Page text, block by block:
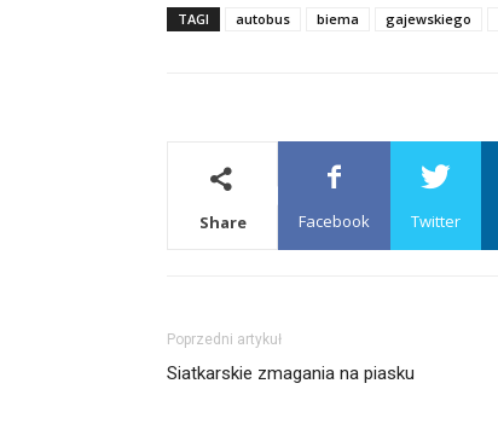
TAGI autobus biema gajewskiego
Share Facebook Twitter
Poprzedni artykuł
Siatkarskie zmagania na piasku